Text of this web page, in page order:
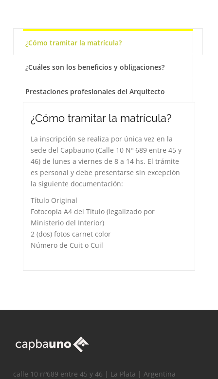
¿Cómo tramitar la matrícula?
¿Cuáles son los beneficios y obligaciones?
Prestaciones profesionales del Arquitecto
¿Cómo tramitar la matrícula?
La inscripción se realiza por única vez en la
sede del Capbauno (Calle 10 Nº 689 entre 45 y
46) de lunes a viernes de 8 a 14 hs. El trámite
es personal y debe presentarse sin excepción
la siguiente documentación:
Título Original
Fotocopia A4 del Título (legalizado por
Ministerio del Interior)
2 (dos) fotos carnet color
Número de Cuit o Cuil
calle 10 nº689 entre 45 y 46 | La Plata | Argentina